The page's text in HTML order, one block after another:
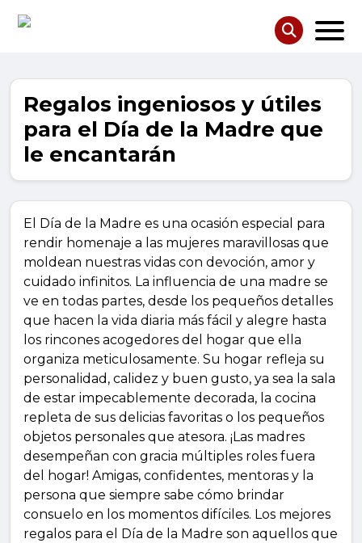
Regalos ingeniosos y útiles
para el Día de la Madre que
le encantarán
El Día de la Madre es una ocasión especial para
rendir homenaje a las mujeres maravillosas que
moldean nuestras vidas con devoción, amor y
cuidado infinitos. La influencia de una madre se
ve en todas partes, desde los pequeños detalles
que hacen la vida diaria más fácil y alegre hasta
los rincones acogedores del hogar que ella
organiza meticulosamente. Su hogar refleja su
personalidad, calidez y buen gusto, ya sea la sala
de estar impecablemente decorada, la cocina
repleta de sus delicias favoritas o los pequeños
objetos personales que atesora. ¡Las madres
desempeñan con gracia múltiples roles fuera
del hogar! Amigas, confidentes, mentoras y la
persona que siempre sabe cómo brindar
consuelo en los momentos difíciles. Los mejores
regalos para el Día de la Madre son aquellos que